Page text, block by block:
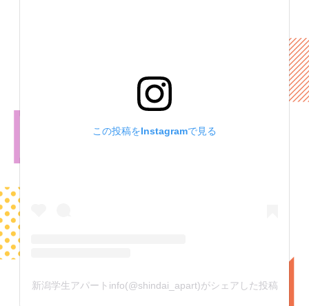
この投稿をInstagramで見る
新潟学生アパートinfo(@shindai_apart)がシェアした投稿